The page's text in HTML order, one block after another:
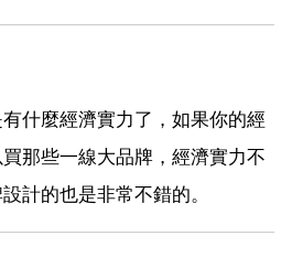
什麼經濟實力了，如果你的經
那些一線大品牌，經濟實力不
計的也是非常不錯的。